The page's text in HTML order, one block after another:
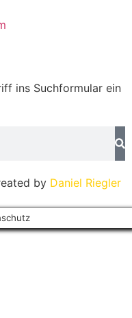
ins Suchformular ein
by Daniel Riegler